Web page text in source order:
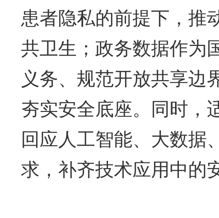
患者隐私的前提下，推
共卫生；政务数据作为
义务、规范开放共享边
夯实安全底座。同时，
回应人工智能、大数据
求，补齐技术应用中的